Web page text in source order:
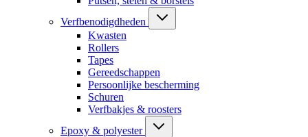
Verfbenodigdheden
Kwasten
Rollers
Tapes
Gereedschappen
Persoonlijke bescherming
Schuren
Verfbakjes & roosters
Epoxy & polyester